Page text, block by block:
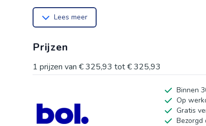
andere vloeren. Dit tapijt combineert een luxe
Lees meer
Prijzen
1 prijzen van € 325,93 tot€ 325,93
Binnen
Op
Gratis
Bezorgd